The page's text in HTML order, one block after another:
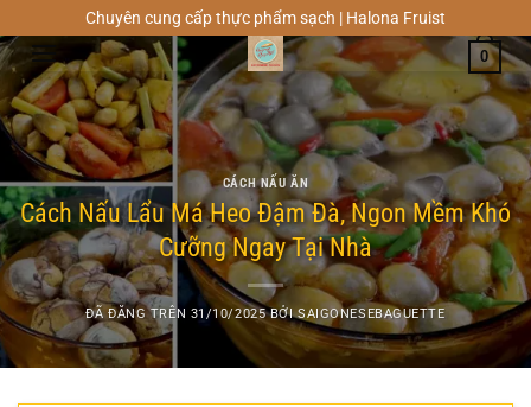
đến
nội
dung
Chuyên cung cấp thực phẩm sạch | Halona Fruist
0
CÁCH NẤU ĂN
Cách Nấu Lẩu Má Heo Đậm Đà, Ngon Mềm Khó
Cưỡng Ngay Tại Nhà
ĐÃ ĐĂNG TRÊN 31/10/2025 BỞISAIGONESEBAGUETTE